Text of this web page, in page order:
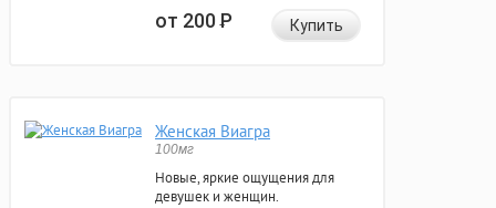
от 200Р Купить
Женская Виагра
100мг
Новые, яркие ощущения для
девушек и женщин.